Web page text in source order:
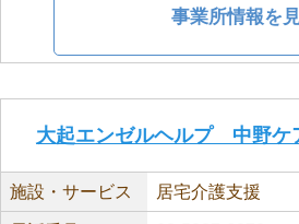
事業所情報を
大起エンゼルヘルプ 中野ケ
施設・サービス 居宅介護支援